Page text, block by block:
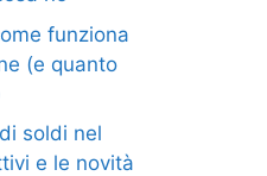
funziona
(e quanto
soldi nel
e le novità